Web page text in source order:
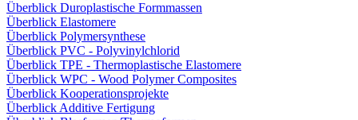
Überblick Duroplastische Formmassen
Überblick Elastomere
Überblick Polymersynthese
Überblick PVC - Polyvinylchlorid
Überblick TPE - Thermoplastische Elastomere
Überblick WPC - Wood Polymer Composites
Überblick Kooperationsprojekte
Überblick Additive Fertigung